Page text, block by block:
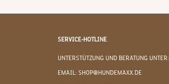
SERVICE-HOTLINE
UNTERSTÜTZUNG UND BERATUNG UNTER:
EMAIL: SHOP@HUNDEMAXX.DE